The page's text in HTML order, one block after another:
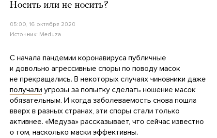
Носить или не носить?
05:00, 16 октября 2020
Источник: Meduza
С начала пандемии коронавируса публичные
и довольно агрессивные споры по поводу масок
не прекращались. В некоторых случаях чиновники даже
получали угрозы за попытку сделать ношение масок
обязательным. И когда заболеваемость снова пошла
вверх в разных странах, эти споры стали только
активнее. «Медуза» рассказывает, что сейчас известно
о том, насколько маски эффективны.